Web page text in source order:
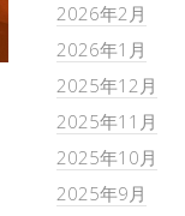
2026年2月
2026年1月
2025年12月
2025年11月
2025年10月
2025年9月